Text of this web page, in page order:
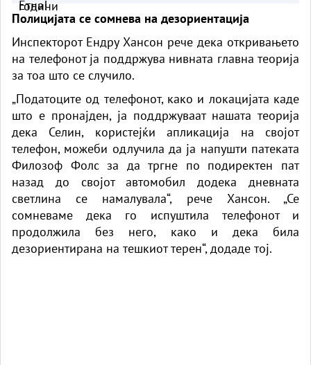
Полицијата се сомнева на дезориентација
Инспекторот Ендру Хансон рече дека откривањето
на телефонот ја поддржува нивната главна теорија
за тоа што се случило.
„Податоците од телефонот, како и локацијата каде
што е пронајден, ја поддржуваат нашата теорија
дека Селин, користејќи апликација на својот
телефон, можеби одлучила да ја напушти патеката
Филозоф Фолс за да тргне по подиректен пат
назад до својот автомобил додека дневната
светлина се намалувала“, рече Хансон. „Се
сомневаме дека го испуштила телефонот и
продолжила без него, како и дека била
дезориентирана на тешкиот терен“, додаде тој.